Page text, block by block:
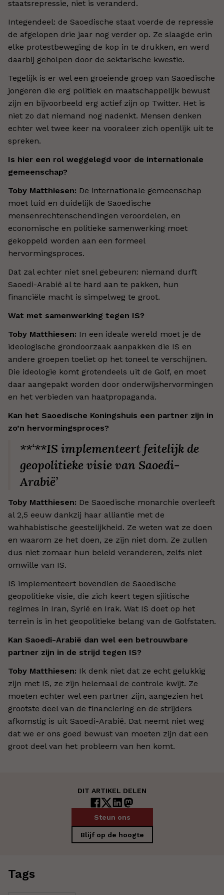
staatsrepressie, niet is veranderd.
Integendeel: de Saoedische staat voerde de repressie
de afgelopen drie jaar nog verder op. Ze slaagde erin
elke protestbeweging de kop in te drukken, en werd
daarbij geholpen door de sektarische kwestie.
Tegelijk is er wel een groeiende groep van Saoedische
jongeren die erg politiek en maatschappelijk bewust
zijn en bijvoorbeeld erg actief zijn op Twitter. Het is
niet zo dat niemand nog nadenkt. Mensen denken
echter wel twee keer na vooraleer zich openlijk uit te
spreken.
Is hier een rol weggelegd voor de internationale
gemeenschap?
Toby Matthiesen: De internationale gemeenschap
moet luid en duidelijk de Saoedische
mensenrechtenschendingen veroordelen, en
economische en politieke samenwerking moet
gekoppeld worden aan een formeel
hervormingsproces.
Dat zal echter niet snel gebeuren: niemand durft
Saoedi-Arabië al te hard aan te pakken, hun
financiële macht is simpelweg te groot.
Wat met samenwerking tegen IS?
Toby Matthiesen: In een ideale wereld moet je de
ideologische grondoorzaak aanpakken die IS en
andere groepen toeliet op het toneel te verschijnen.
Die ideologie komt grotendeels uit de Golf, en moet
daar aangepakt worden door onderwijshervormingen
en het verbieden van haatpropaganda.
Kan het Saoedische Koningshuis een partner zijn in
zo’n hervormingsproces?
**‘**IS implementeert feitelijk de
geopolitieke visie van Saoedi-
Arabië’
Toby Matthiesen: De Saoedische monarchie overleeft
al 2,5 eeuw dankzij haar alliantie met de
wahhabistische geestelijkheid. Ze weten wat ze doen
en waarom ze het doen, ze zijn niet dom. Ze zullen
dus niet zomaar hun beleid veranderen, zelfs niet
omwille van IS.
IS implementeert bovendien de Saoedische
geopolitieke visie, die zich keert tegen sjiitische
regimes in Iran, Syrië en Irak. Wat IS doet op het
terrein is in het geopolitieke belang van de Golfstaten.
Kan Saoedi-Arabië dan wel een betrouwbare
partner zijn in de strijd tegen IS?
Toby Matthiesen: Ik denk niet dat ze echt gelukkig
zijn met IS, ze zijn helemaal de controle kwijt. Ze
moeten echter wel een partner zijn, aangezien het
grootste deel van de financiering en de strijders
afkomstig is uit Saoedi-Arabië. Dat neemt niet weg
dat we er ons goed bewust van moeten zijn dat een
groot deel van het probleem van hen komt.
DIT ARTIKEL DELEN
Steun ons
Blijf op de hoogte
Tags